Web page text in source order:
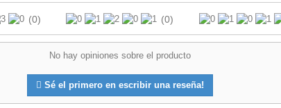
(0) (0)
No hay opiniones sobre el producto
Sé el primero en escribir una reseña!